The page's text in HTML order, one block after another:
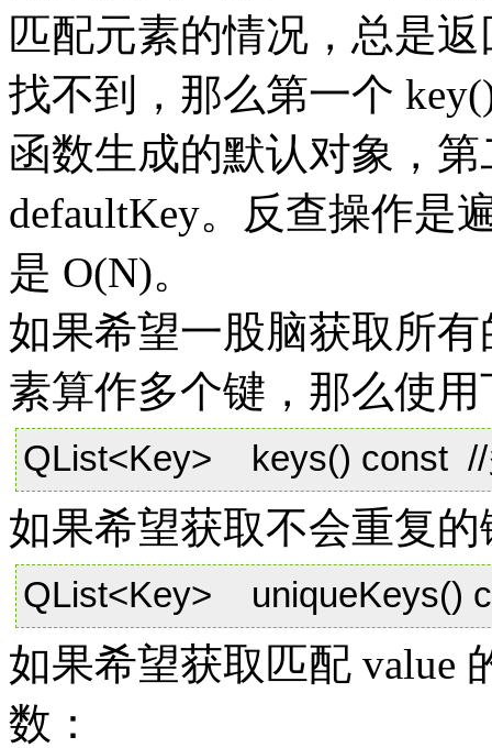
匹配元素的情况，总是
找不到，那么第一个
函数生成的默认对象，
defaultKey。反查操作是
是 O(N)。
如果希望一股脑获取所
素算作多个键，那么使
QList<Key> keys() const //
如果希望获取不会重复
QList<Key> uniqueKeys()
如果希望获取匹配 value
数：